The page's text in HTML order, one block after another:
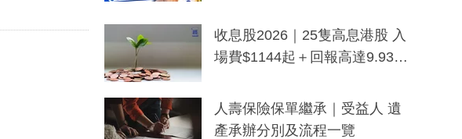
一度被誤當詐騙手段
收息股2026｜25隻高息港股 入
場費$1144起＋回報高達9.93
人壽保險保單繼承｜受益人 遺
產承辦分別及流程一覽